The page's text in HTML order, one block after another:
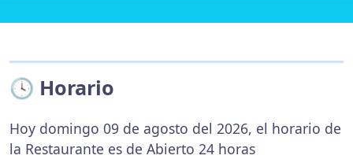
🕓 Horario
Hoy domingo 09 de agosto del 2026, el horario de
la Restaurante es de Abierto 24 horas